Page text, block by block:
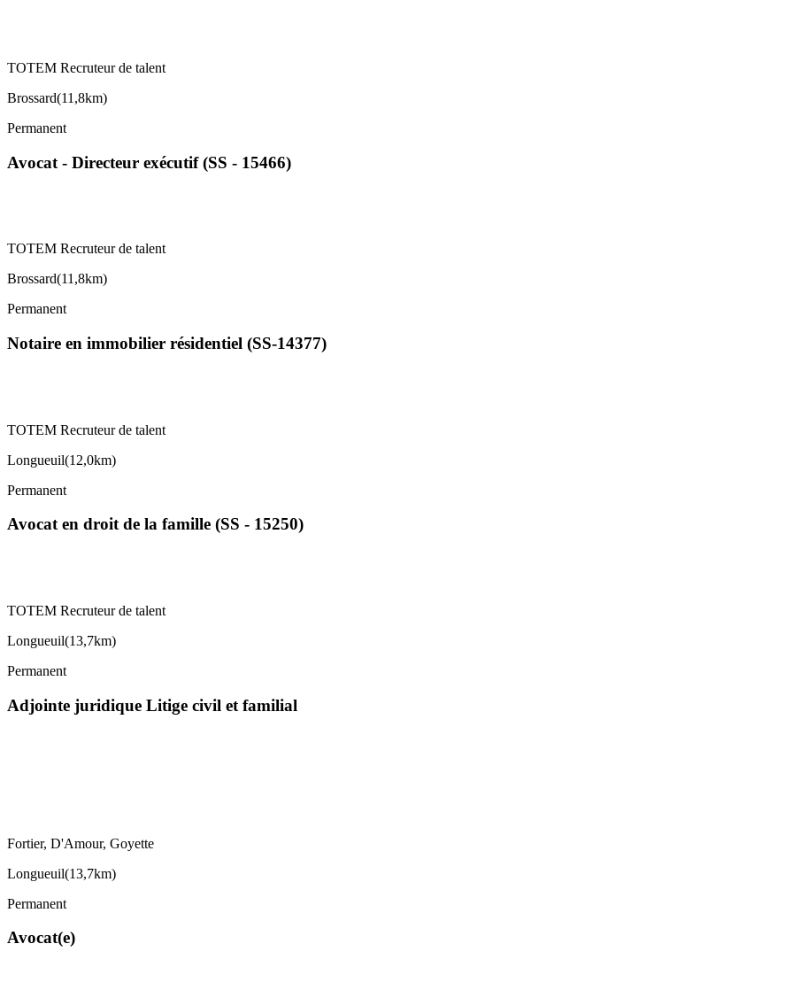
TOTEM Recruteur de talent
Brossard(11,8km)
Permanent
Avocat - Directeur exécutif (SS - 15466)
TOTEM Recruteur de talent
Brossard(11,8km)
Permanent
Notaire en immobilier résidentiel (SS-14377)
TOTEM Recruteur de talent
Longueuil(12,0km)
Permanent
Avocat en droit de la famille (SS - 15250)
TOTEM Recruteur de talent
Longueuil(13,7km)
Permanent
Adjointe juridique Litige civil et familial
Fortier, D'Amour, Goyette
Longueuil(13,7km)
Permanent
Avocat(e)